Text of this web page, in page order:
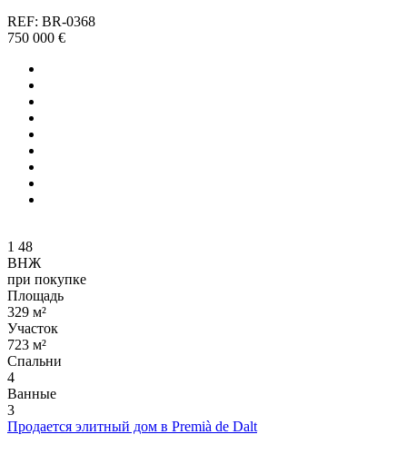
REF: BR-0368
750 000 €
1 48
ВНЖ
при покупке
Площадь
329 м²
Участок
723 м²
Спальни
4
Ванные
3
Продается элитный дом в Premià de Dalt